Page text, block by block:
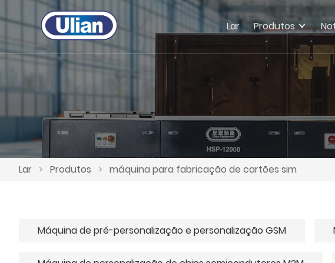
Lar Produtos
Lar > Produtos > máquina para fabricação de cartões sim
Máquina de pré-personalização e personalização GSM